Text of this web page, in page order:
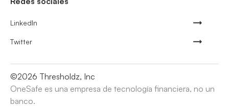
LinkedIn
Twitter
©2026 Thresholdz, Inc
OneSafe es una empresa de tecnología financiera, no un
banco.